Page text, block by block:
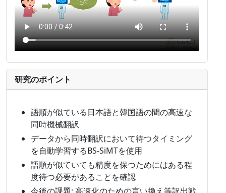
研究のポイント
語順が似ている日本語と韓国語の間の高速な
同時機械翻訳
データから同時翻訳において待つタイミング
を自動学習するBS-SiMTを使用
語順が似ていても精度を保つためにはある程
度待つ必要があることを確認